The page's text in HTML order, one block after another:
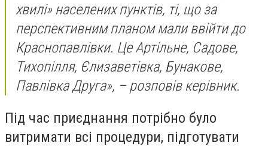
хвилі» населених пунктів, ті, що за
перспективним планом мали ввійти до
Краснопавлівки. Це Артільне, Садове,
Тихопілля, Єлизаветівка, Бунакове,
Павлівка Друга», – розповів керівник.
Під час приєднання потрібно було
витримати всі процедури, підготувати